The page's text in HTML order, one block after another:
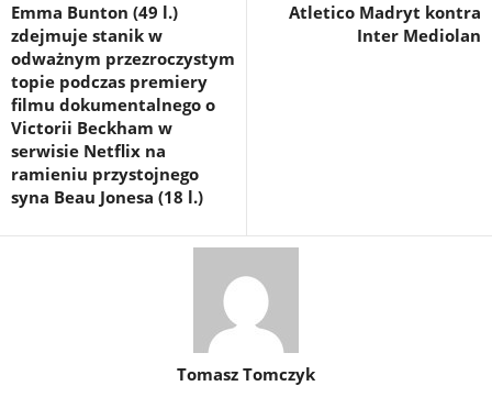
Emma Bunton (49 l.)
zdejmuje stanik w
odważnym przezroczystym
topie podczas premiery
filmu dokumentalnego o
Victorii Beckham w
serwisie Netflix na
ramieniu przystojnego
syna Beau Jonesa (18 l.)
Atletico Madryt kontra
Inter Mediolan
Tomasz Tomczyk